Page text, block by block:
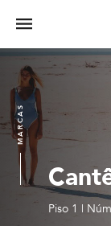
main
content
Menu
Piso 1 |
MARCAS